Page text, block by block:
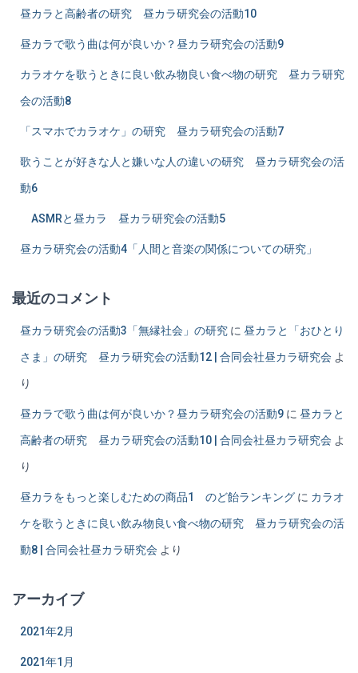
昼カラと高齢者の研究 昼カラ研究会の活動10
昼カラで歌う曲は何が良いか？昼カラ研究会の活動9
カラオケを歌うときに良い飲み物良い食べ物の研究 昼カラ研究
会の活動8
「スマホでカラオケ」の研究 昼カラ研究会の活動7
歌うことが好きな人と嫌いな人の違いの研究 昼カラ研究会の活
動6
ASMRと昼カラ 昼カラ研究会の活動5
昼カラ研究会の活動4「人間と音楽の関係についての研究」
最近のコメント
昼カラ研究会の活動3「無縁社会」の研究 に 昼カラと「おひとり
さま」の研究 昼カラ研究会の活動12 | 合同会社昼カラ研究会 よ
り
昼カラで歌う曲は何が良いか？昼カラ研究会の活動9 に 昼カラと
高齢者の研究 昼カラ研究会の活動10 | 合同会社昼カラ研究会 よ
り
昼カラをもっと楽しむための商品1 のど飴ランキング に カラオ
ケを歌うときに良い飲み物良い食べ物の研究 昼カラ研究会の活
動8 | 合同会社昼カラ研究会 より
アーカイブ
2021年2月
2021年1月